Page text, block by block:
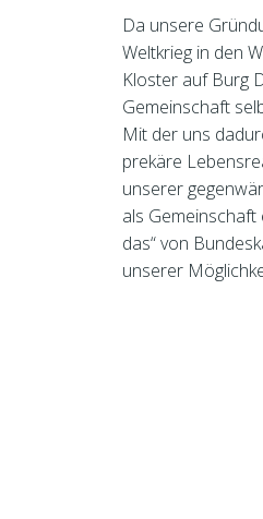
Da unsere
Weltkrieg in den
Kloster auf Burg
Gemeinschaft
Mit der uns
prekäre
unserer
als Gemeinschaft
das“ von
unserer